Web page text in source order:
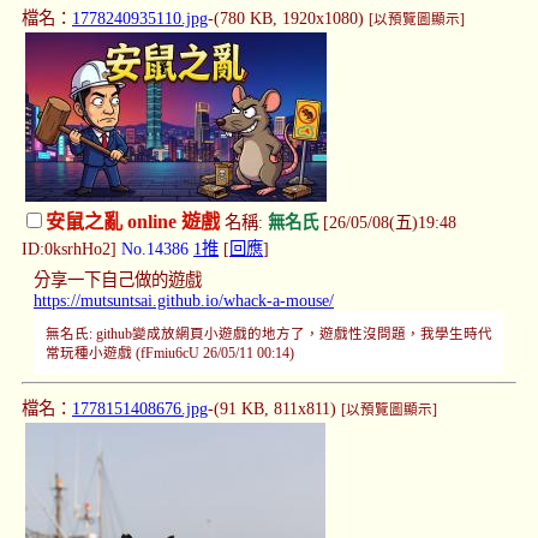
檔名： 1778240935110.jpg-(780 KB, 1920x1080) [以預覽圖顯示]
安鼠之亂 online 遊戲名稱: 無名氏[26/05/08(五)19:48
ID:0ksrhHo2] No.14386 1推 [ 回應]
分享一下自己做的遊戲
https://mutsuntsai.github.io/whack-a-mouse/
無名氏: github變成放網頁小遊戲的地方了，遊戲性沒問題，我學生時代
常玩種小遊戲 (fFmiu6cU 26/05/11 00:14)
檔名： 1778151408676.jpg-(91 KB, 811x811) [以預覽圖顯示]